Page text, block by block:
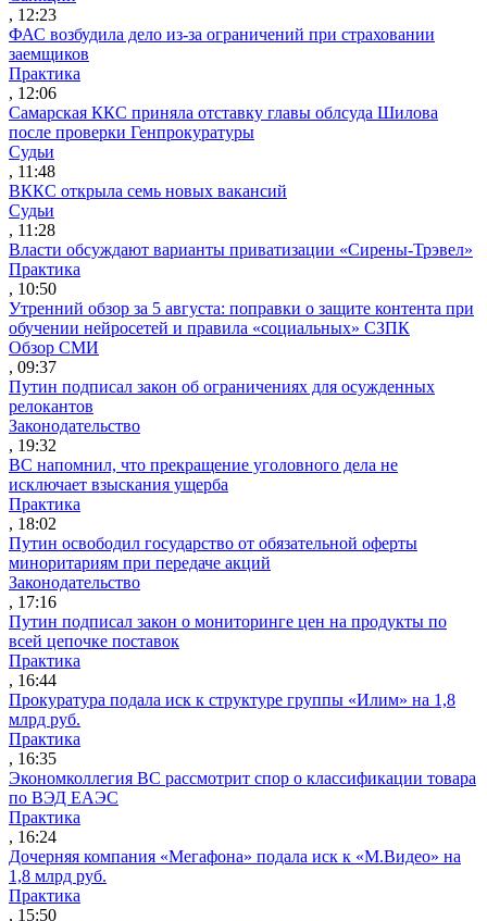
, 12:23
ФАС возбудила дело из-за ограничений при страховании
заемщиков
Практика
, 12:06
Самарская ККС приняла отставку главы облсуда Шилова
после проверки Генпрокуратуры
Судьи
, 11:48
ВККС открыла семь новых вакансий
Судьи
, 11:28
Власти обсуждают варианты приватизации «Сирены-Трэвел»
Практика
, 10:50
Утренний обзор за 5 августа: поправки о защите контента при
обучении нейросетей и правила «социальных» СЗПК
Обзор СМИ
, 09:37
Путин подписал закон об ограничениях для осужденных
релокантов
Законодательство
, 19:32
ВС напомнил, что прекращение уголовного дела не
исключает взыскания ущерба
Практика
, 18:02
Путин освободил государство от обязательной оферты
миноритариям при передаче акций
Законодательство
, 17:16
Путин подписал закон о мониторинге цен на продукты по
всей цепочке поставок
Практика
, 16:44
Прокуратура подала иск к структуре группы «Илим» на 1,8
млрд руб.
Практика
, 16:35
Экономколлегия ВС рассмотрит спор о классификации товара
по ВЭД ЕАЭС
Практика
, 16:24
Дочерняя компания «Мегафона» подала иск к «М.Видео» на
1,8 млрд руб.
Практика
, 15:50